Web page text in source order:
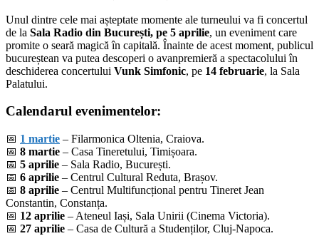
Unul dintre cele mai așteptate momente ale turneului va fi concertul
de la Sala Radio din București, pe 5 aprilie, un eveniment care
promite o seară magică în capitală. Înainte de acest moment, publicul
bucureștean va putea descoperi o avanpremieră a spectacolului în
deschiderea concertului Vunk Simfonic, pe 14 februarie, la Sala
Palatului.
Calendarul evenimentelor:
📅 1 martie – Filarmonica Oltenia, Craiova.
📅 8 martie – Casa Tineretului, Timișoara.
📅 5 aprilie – Sala Radio, București.
📅 6 aprilie – Centrul Cultural Reduta, Brașov.
📅 8 aprilie – Centrul Multifuncțional pentru Tineret Jean
Constantin, Constanța.
📅 12 aprilie – Ateneul Iași, Sala Unirii (Cinema Victoria).
📅 27 aprilie – Casa de Cultură a Studenților, Cluj-Napoca.